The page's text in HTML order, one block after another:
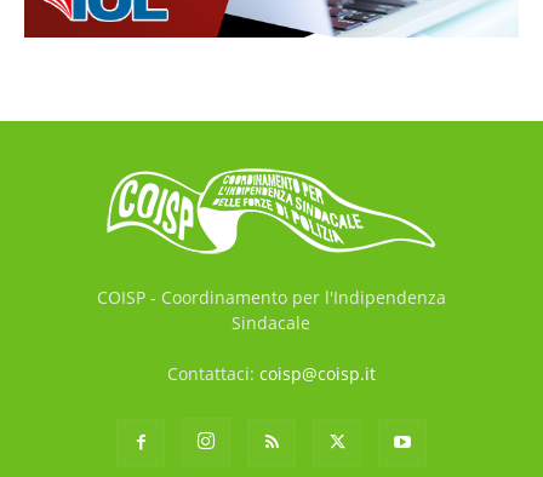
COISP - Coordinamento per l'Indipendenza
Sindacale
Contattaci: coisp@coisp.it